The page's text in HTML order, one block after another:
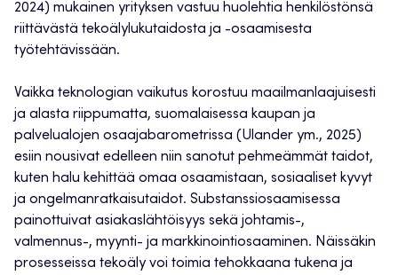
2024) mukainen yrityksen vastuu huolehtia henkilöstönsä
riittävästä tekoälylukutaidosta ja -osaamisesta
työtehtävissään.
Vaikka teknologian vaikutus korostuu maailmanlaajuisesti
ja alasta riippumatta, suomalaisessa kaupan ja
palvelualojen osaajabarometrissa (Ulander ym., 2025)
esiin nousivat edelleen niin sanotut pehmeämmät taidot,
kuten halu kehittää omaa osaamistaan, sosiaaliset kyvyt
ja ongelmanratkaisutaidot. Substanssiosaamisessa
painottuivat asiakaslähtöisyys sekä johtamis-,
valmennus-, myynti- ja markkinointiosaaminen. Näissäkin
prosesseissa tekoäly voi toimia tehokkaana tukena ja